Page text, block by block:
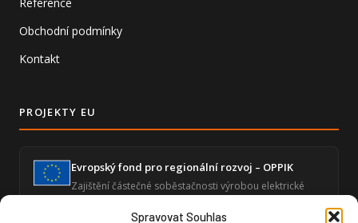
Spravovat Souhlas
Reference
Obchodní podmínky
Kontakt
PROJEKTY EU
Evropský fond pro regionální rozvoj – OPPIK
Zajištění částečné soběstačnosti výrobou elektrické